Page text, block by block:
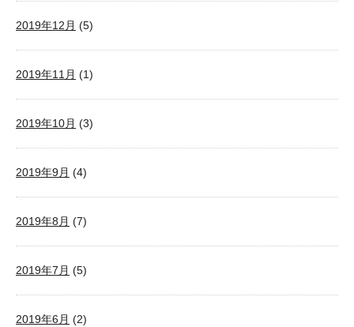
2019年12月 (5)
2019年11月 (1)
2019年10月 (3)
2019年9月 (4)
2019年8月 (7)
2019年7月 (5)
2019年6月 (2)